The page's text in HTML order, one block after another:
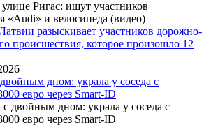
разыскивает участников дорожно-
происшествия, которое произошло 12
дном: украла у соседа с
евро через Smart-ID